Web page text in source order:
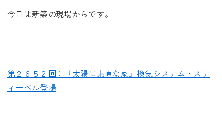
今日は新築の現場からです。
第２６５２回：『太陽に素直な家』換気システム・ステ
ィーベル登場